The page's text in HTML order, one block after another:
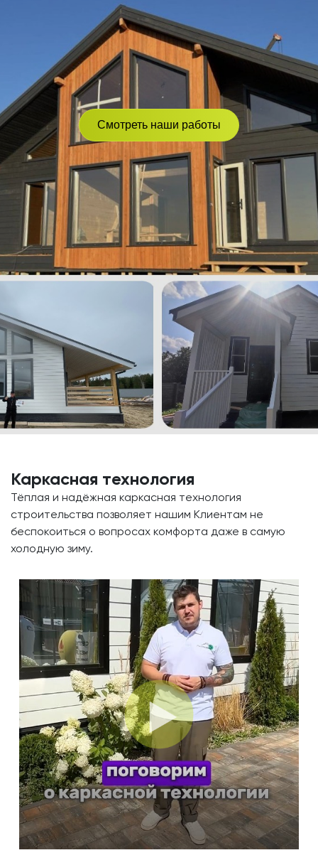
Смотреть наши работы
Каркасная технология
Тёплая и надёжная каркасная технология
строительства позволяет нашим Клиентам не
беспокоиться о вопросах комфорта даже в самую
холодную зиму.